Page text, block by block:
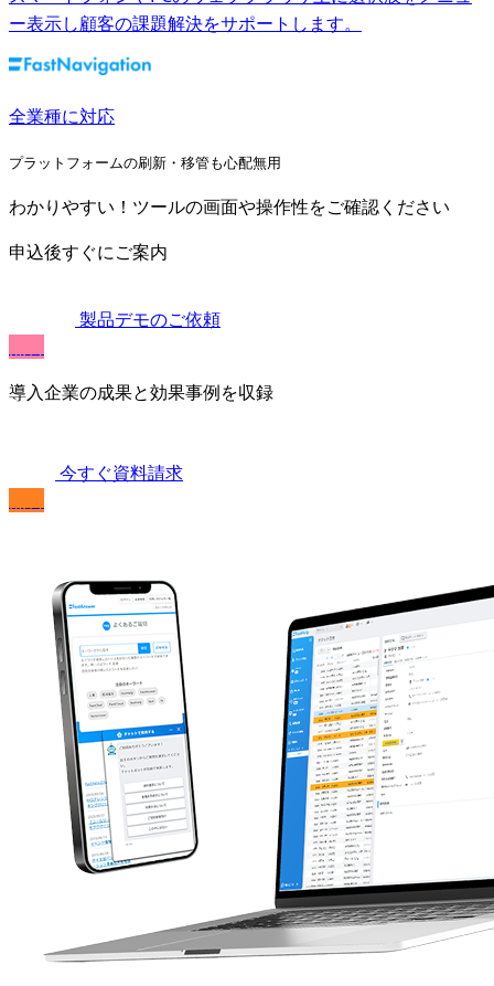
ー表示し顧客の課題解決をサポートします。
全業種に対応
プラットフォームの刷新・移管も心配無用
わかりやすい！ツールの画面や操作性をご確認ください
申込後すぐにご案内
製品デモのご依頼
導入企業の成果と効果事例を収録
今すぐ資料請求